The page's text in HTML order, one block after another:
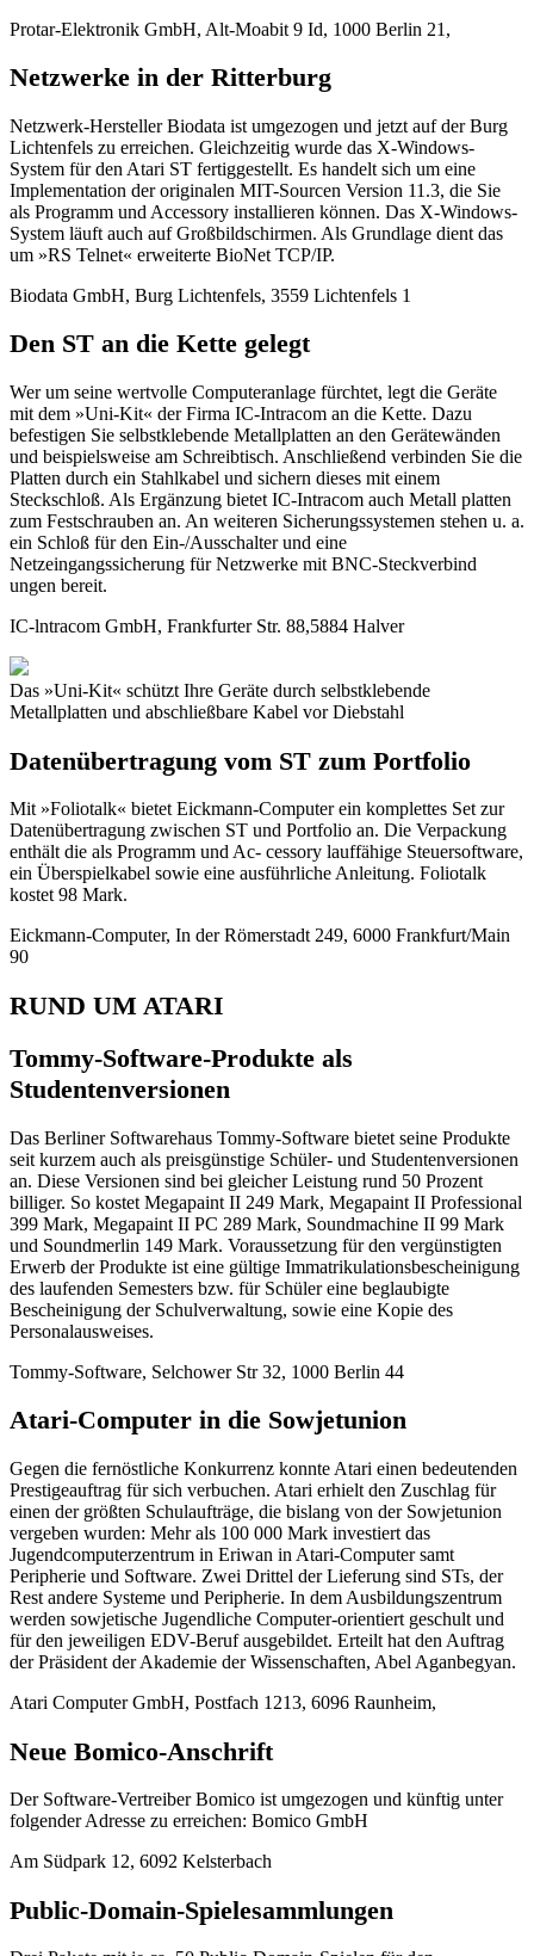
Protar-Elektronik GmbH, Alt-Moabit 9 Id, 1000 Berlin 21,
Netzwerke in der Ritterburg
Netzwerk-Hersteller Biodata ist umgezogen und jetzt auf der Burg
Lichtenfels zu erreichen. Gleichzeitig wurde das X-Windows-
System für den Atari ST fertiggestellt. Es handelt sich um eine
Implementation der originalen MIT-Sourcen Version 11.3, die Sie
als Programm und Accessory installieren können. Das X-Windows-
System läuft auch auf Großbildschirmen. Als Grundlage dient das
um »RS Telnet« erweiterte BioNet TCP/IP.
Biodata GmbH, Burg Lichtenfels, 3559 Lichtenfels 1
Den ST an die Kette gelegt
Wer um seine wertvolle Computeranlage fürchtet, legt die Geräte
mit dem »Uni-Kit« der Firma IC-Intracom an die Kette. Dazu
befestigen Sie selbstklebende Metallplatten an den Gerätewänden
und beispielsweise am Schreibtisch. Anschließend verbinden Sie die
Platten durch ein Stahlkabel und sichern dieses mit einem
Steckschloß. Als Ergänzung bietet IC-Intracom auch Metall platten
zum Festschrauben an. An weiteren Sicherungssystemen stehen u. a.
ein Schloß für den Ein-/Ausschalter und eine
Netzeingangssicherung für Netzwerke mit BNC-Steckverbind
ungen bereit.
IC-lntracom GmbH, Frankfurter Str. 88,5884 Halver
Das »Uni-Kit« schützt Ihre Geräte durch selbstklebende
Metallplatten und abschließbare Kabel vor Diebstahl
Datenübertragung vom ST zum Portfolio
Mit »Foliotalk« bietet Eickmann-Computer ein komplettes Set zur
Datenübertragung zwischen ST und Portfolio an. Die Verpackung
enthält die als Programm und Ac- cessory lauffähige Steuersoftware,
ein Überspielkabel sowie eine ausführliche Anleitung. Foliotalk
kostet 98 Mark.
Eickmann-Computer, In der Römerstadt 249, 6000 Frankfurt/Main
90
RUND UM ATARI
Tommy-Software-Produkte als
Studentenversionen
Das Berliner Softwarehaus Tommy-Software bietet seine Produkte
seit kurzem auch als preisgünstige Schüler- und Studentenversionen
an. Diese Versionen sind bei gleicher Leistung rund 50 Prozent
billiger. So kostet Megapaint II 249 Mark, Megapaint II Professional
399 Mark, Megapaint II PC 289 Mark, Soundmachine II 99 Mark
und Soundmerlin 149 Mark. Voraussetzung für den vergünstigten
Erwerb der Produkte ist eine gültige Immatrikulationsbescheinigung
des laufenden Semesters bzw. für Schüler eine beglaubigte
Bescheinigung der Schulverwaltung, sowie eine Kopie des
Personalausweises.
Tommy-Software, Selchower Str 32, 1000 Berlin 44
Atari-Computer in die Sowjetunion
Gegen die fernöstliche Konkurrenz konnte Atari einen bedeutenden
Prestigeauftrag für sich verbuchen. Atari erhielt den Zuschlag für
einen der größten Schulaufträge, die bislang von der Sowjetunion
vergeben wurden: Mehr als 100 000 Mark investiert das
Jugendcomputerzentrum in Eriwan in Atari-Computer samt
Peripherie und Software. Zwei Drittel der Lieferung sind STs, der
Rest andere Systeme und Peripherie. In dem Ausbildungszentrum
werden sowjetische Jugendliche Computer-orientiert geschult und
für den jeweiligen EDV-Beruf ausgebildet. Erteilt hat den Auftrag
der Präsident der Akademie der Wissenschaften, Abel Aganbegyan.
Atari Computer GmbH, Postfach 1213, 6096 Raunheim,
Neue Bomico-Anschrift
Der Software-Vertreiber Bomico ist umgezogen und künftig unter
folgender Adresse zu erreichen: Bomico GmbH
Am Südpark 12, 6092 Kelsterbach
Public-Domain-Spielesammlungen